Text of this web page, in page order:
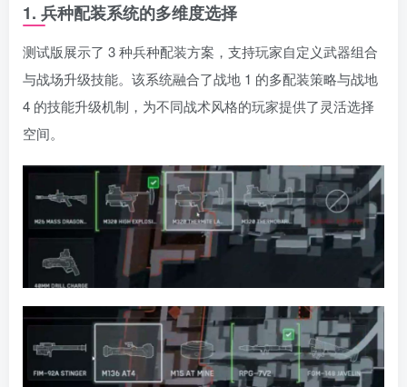
1. 兵种配装系统的多维度选择
测试版展示了 3 种兵种配装方案，支持玩家自定义武器组合
与战场升级技能。该系统融合了战地 1 的多配装策略与战地
4 的技能升级机制，为不同战术风格的玩家提供了灵活选择
空间。